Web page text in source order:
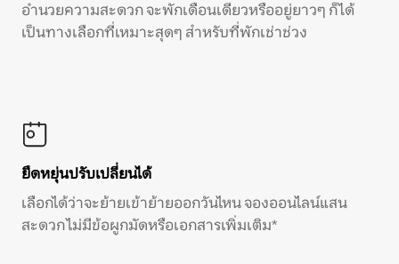
อำนวยความสะดวก จะพักเดือนเดียวหรืออยู่ยาวๆ ก็ได้
เป็นทางเลือกที่เหมาะสุดๆ สำหรับที่พักเช่าช่วง
ยืดหยุ่นปรับเปลี่ยนได้
เลือกได้ว่าจะย้ายเข้าย้ายออกวันไหน จองออนไลน์แสน
สะดวก ไม่มีข้อผูกมัดหรือเอกสารเพิ่มเติม*